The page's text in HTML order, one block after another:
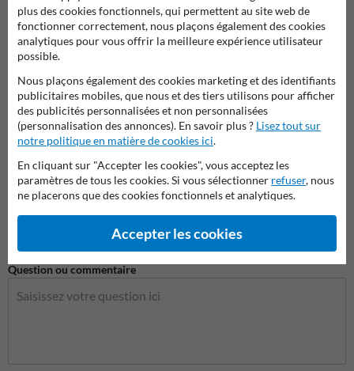
Nom de l'entreprise
Adresse e-mail*
Numéro de téléphone
Question sur produit
Question ou commentaire
plus des cookies fonctionnels, qui permettent au site web de
fonctionner correctement, nous plaçons également des cookies
analytiques pour vous offrir la meilleure expérience utilisateur
possible.
Nous plaçons également des cookies marketing et des identifiants
publicitaires mobiles, que nous et des tiers utilisons pour afficher
des publicités personnalisées et non personnalisées
(personnalisation des annonces). En savoir plus ? Lisez tout sur
notre politique en matière de cookies ici.
En cliquant sur "Accepter les cookies", vous acceptez les
paramètres de tous les cookies. Si vous sélectionner refuser, nous
ne placerons que des cookies fonctionnels et analytiques.
Accepter les cookies